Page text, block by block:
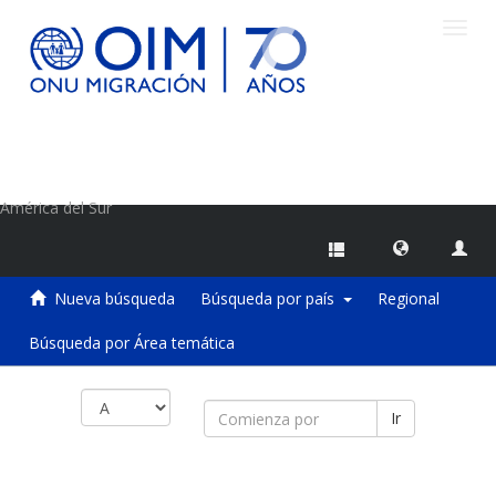
América del Sur
Nueva búsqueda Búsqueda por país Regional
Búsqueda por Área temática
Ir